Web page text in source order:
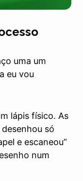
uma um
eu vou
lápis físico. As
só
e escaneou”
num